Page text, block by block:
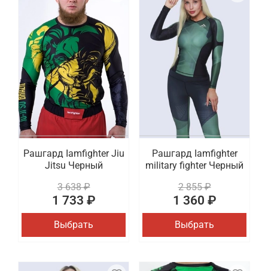
Рашгард Iamfighter Jiu
Jitsu Черный
3 638 ₽
1 733 ₽
Выбрать
Рашгард Iamfighter
military fighter Черный
2 855 ₽
1 360 ₽
Выбрать